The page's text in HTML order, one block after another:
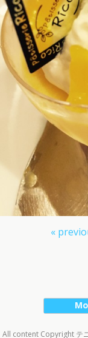
«
All content Copyright テ